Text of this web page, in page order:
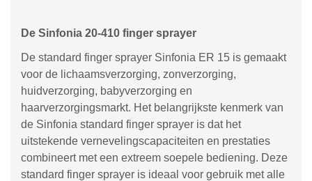
De Sinfonia 20-410 finger sprayer
De standard finger sprayer Sinfonia ER 15 is gemaakt
voor de lichaamsverzorging, zonverzorging,
huidverzorging, babyverzorging en
haarverzorgingsmarkt. Het belangrijkste kenmerk van
de Sinfonia standard finger sprayer is dat het
uitstekende vernevelingscapaciteiten en prestaties
combineert met een extreem soepele bediening. Deze
standard finger sprayer is ideaal voor gebruik met alle